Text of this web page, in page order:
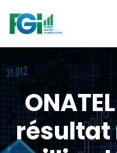
résultat